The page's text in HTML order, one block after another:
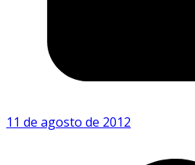
11 de agosto de 2012